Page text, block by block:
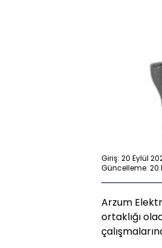
Giriş: 20 Eylül
Güncelleme: 20
Arzum
ortaklığı